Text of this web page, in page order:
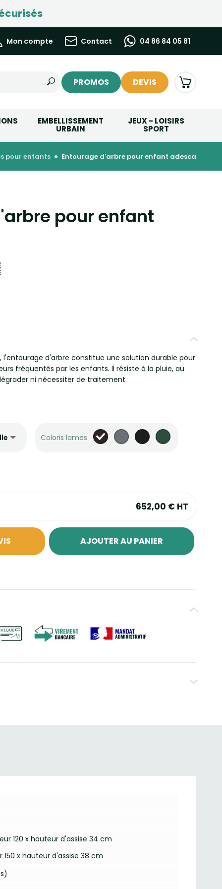
Mon compte Contact 04 86 84 05 81
PROMOS DEVIS
EMBELLISSEMENT
URBAIN
JEUX - LOISIRS
SPORT
pour enfants entourage d'arbre pour enfant adesca
pour enfant
l'entourage d'arbre constitue une solution durable pour
fréquentés par les enfants. Il résiste à la pluie, au
ni nécessiter de traitement.
Coloris lames
652,00 € HT
AJOUTER AU PANIER
120 x hauteur d'assise 34 cm
150 x hauteur d'assise 38 cm